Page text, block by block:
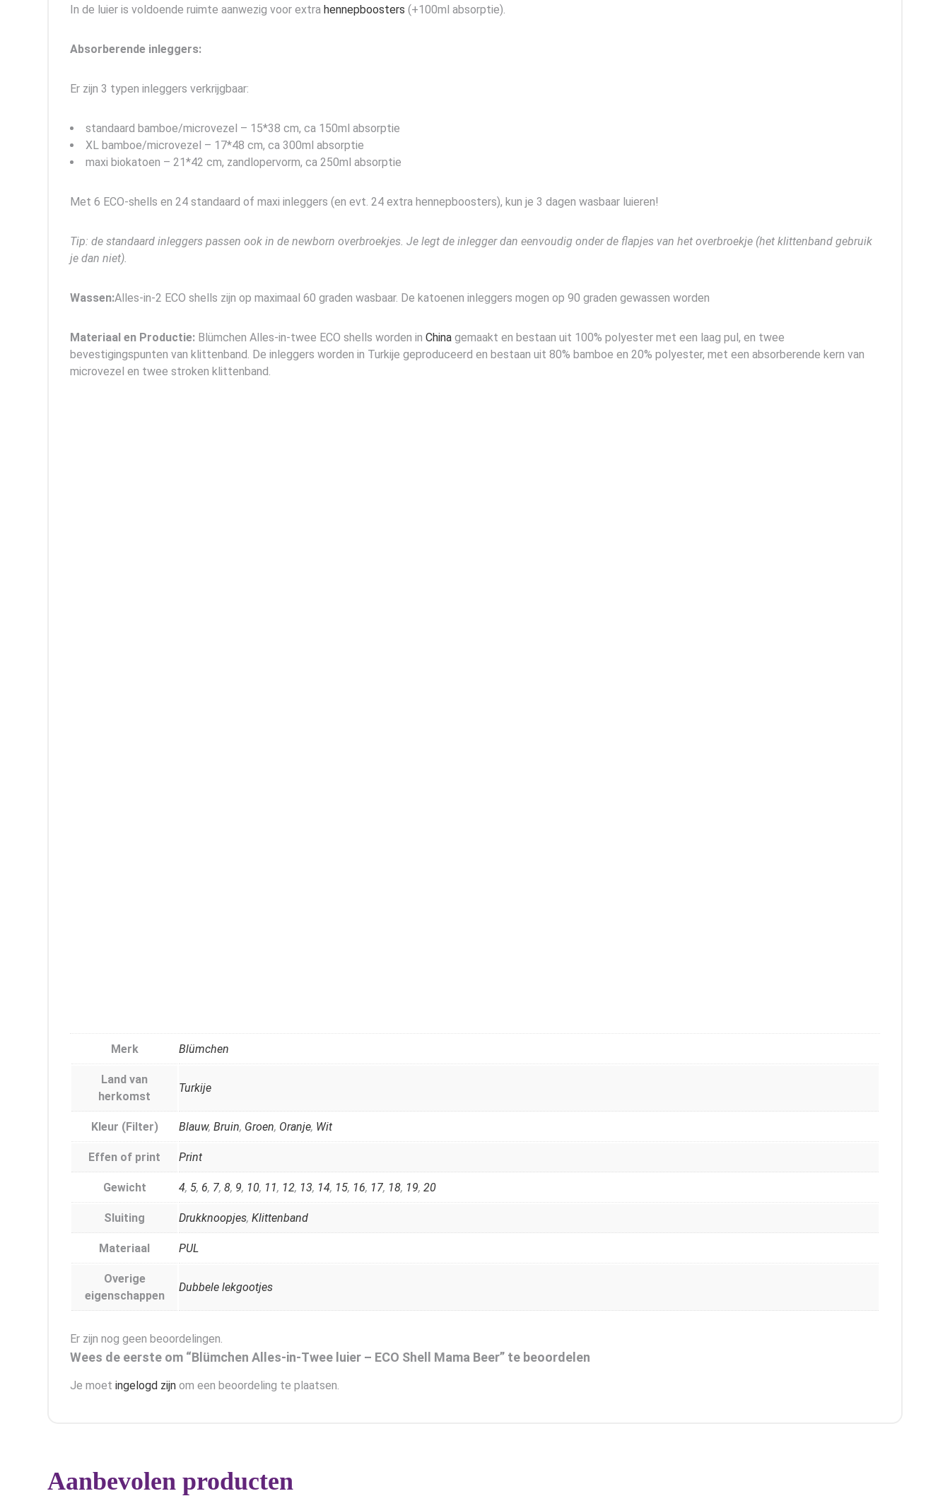
In de luier is voldoende ruimte aanwezig voor extra hennepboosters (+100ml absorptie).
Absorberende inleggers:
Er zijn 3 typen inleggers verkrijgbaar:
standaard bamboe/microvezel – 15*38 cm, ca 150ml absorptie
XL bamboe/microvezel – 17*48 cm, ca 300ml absorptie
maxi biokatoen – 21*42 cm, zandlopervorm, ca 250ml absorptie
Met 6 ECO-shells en 24 standaard of maxi inleggers (en evt. 24 extra hennepboosters), kun je 3 dagen wasbaar luieren!
Tip: de standaard inleggers passen ook in de newborn overbroekjes. Je legt de inlegger dan eenvoudig onder de flapjes van het overbroekje (het klittenband gebruik
je dan niet).
Wassen:Alles-in-2 ECO shells zijn op maximaal 60 graden wasbaar. De katoenen inleggers mogen op 90 graden gewassen worden
Materiaal en Productie: Blümchen Alles-in-twee ECO shells worden in China gemaakt en bestaan uit 100% polyester met een laag pul, en twee
bevestigingspunten van klittenband. De inleggers worden in Turkije geproduceerd en bestaan uit 80% bamboe en 20% polyester, met een absorberende kern van
microvezel en twee stroken klittenband.
Merk Blümchen
Land van
herkomst
Turkije
Kleur (Filter) Blauw, Bruin, Groen, Oranje, Wit
Effen of print Print
Gewicht 4, 5, 6, 7, 8, 9, 10, 11, 12, 13, 14, 15, 16, 17, 18, 19, 20
Sluiting Drukknoopjes, Klittenband
Materiaal PUL
Overige
eigenschappen
Dubbele lekgootjes
Er zijn nog geen beoordelingen.
Wees de eerste om “Blümchen Alles-in-Twee luier – ECO Shell Mama Beer” te beoordelen
Je moet ingelogd zijn om een beoordeling te plaatsen.
Aanbevolen producten